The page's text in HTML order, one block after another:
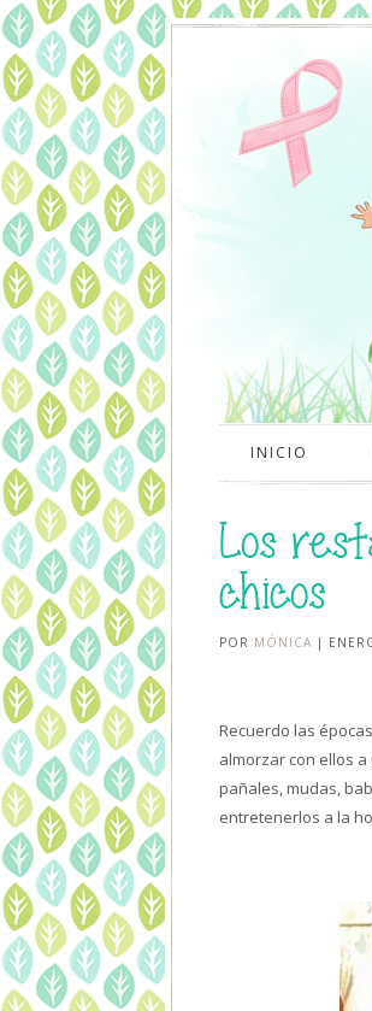
INICIO
Los
chicos
POR MÓNICA |
Recuerdo las
almorzar con ellos
pañales, mudas,
entretenerlos a la